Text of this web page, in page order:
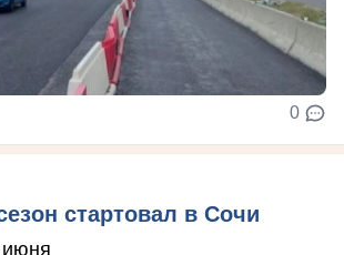
0
стартовал в Сочи
июня